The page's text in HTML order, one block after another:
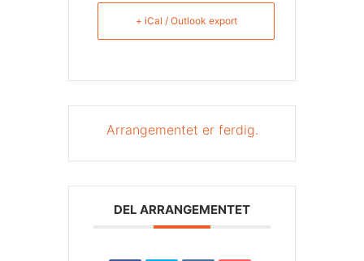
+ iCal / Outlook export
Arrangementet er ferdig.
DEL ARRANGEMENTET